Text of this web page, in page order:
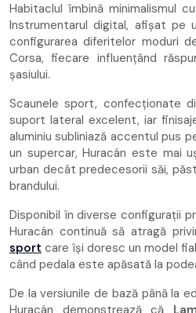
Habitaclul îmbină minimalismul
Instrumentarul digital, afișat pe
configurarea diferitelor moduri
Corsa, fiecare influențând
șasiului.
Scaunele sport, confecționate
suport lateral excelent, iar
aluminiu subliniază accentul pus
un supercar, Huracán este mai
urban decât predecesorii săi,
brandului.
Disponibil în diverse configurații
Huracán continuă să atragă
sport care își doresc un model
când pedala este apăsată la
De la versiunile de bază până la
Huracán demonstrează că